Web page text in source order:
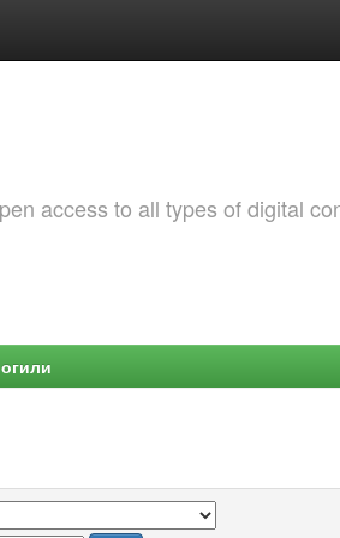
access to all types of digital